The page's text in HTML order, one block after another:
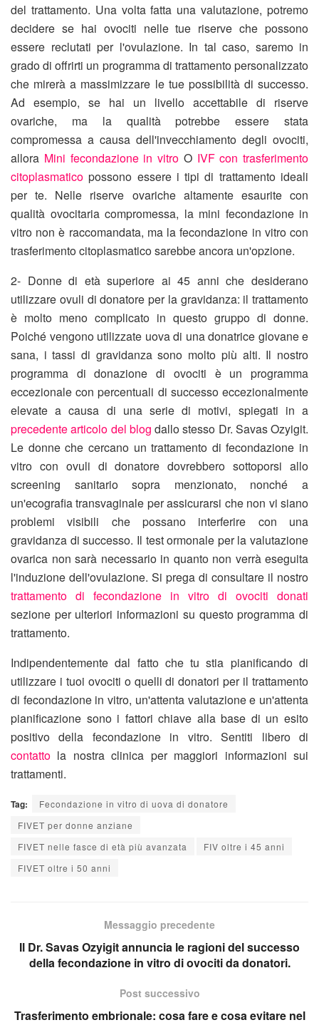
del trattamento. Una volta fatta una valutazione, potremo
decidere se hai ovociti nelle tue riserve che possono
essere reclutati per l'ovulazione. In tal caso, saremo in
grado di offrirti un programma di trattamento personalizzato
che mirerà a massimizzare le tue possibilità di successo.
Ad esempio, se hai un livello accettabile di riserve
ovariche, ma la qualità potrebbe essere stata
compromessa a causa dell'invecchiamento degli ovociti,
allora Mini fecondazione in vitro O IVF con trasferimento
citoplasmatico possono essere i tipi di trattamento ideali
per te. Nelle riserve ovariche altamente esaurite con
qualità ovocitaria compromessa, la mini fecondazione in
vitro non è raccomandata, ma la fecondazione in vitro con
trasferimento citoplasmatico sarebbe ancora un'opzione.
2- Donne di età superiore ai 45 anni che desiderano
utilizzare ovuli di donatore per la gravidanza: il trattamento
è molto meno complicato in questo gruppo di donne.
Poiché vengono utilizzate uova di una donatrice giovane e
sana, i tassi di gravidanza sono molto più alti. Il nostro
programma di donazione di ovociti è un programma
eccezionale con percentuali di successo eccezionalmente
elevate a causa di una serie di motivi, spiegati in a
precedente articolo del blog dallo stesso Dr. Savas Ozyigit.
Le donne che cercano un trattamento di fecondazione in
vitro con ovuli di donatore dovrebbero sottoporsi allo
screening sanitario sopra menzionato, nonché a
un'ecografia transvaginale per assicurarsi che non vi siano
problemi visibili che possano interferire con una
gravidanza di successo. Il test ormonale per la valutazione
ovarica non sarà necessario in quanto non verrà eseguita
l'induzione dell'ovulazione. Si prega di consultare il nostro
trattamento di fecondazione in vitro di ovociti donati
sezione per ulteriori informazioni su questo programma di
trattamento.
Indipendentemente dal fatto che tu stia pianificando di
utilizzare i tuoi ovociti o quelli di donatori per il trattamento
di fecondazione in vitro, un'attenta valutazione e un'attenta
pianificazione sono i fattori chiave alla base di un esito
positivo della fecondazione in vitro. Sentiti libero di
contatto la nostra clinica per maggiori informazioni sui
trattamenti.
Tag:
Fecondazione in vitro di uova di donatore
FIVET per donne anziane
FIVET nelle fasce di età più avanzata
FIV oltre i 45 anni
FIVET oltre i 50 anni
Messaggio precedente
Il Dr. Savas Ozyigit annuncia le ragioni del successo
della fecondazione in vitro di ovociti da donatori.
Post successivo
Trasferimento embrionale: cosa fare e cosa evitare nel